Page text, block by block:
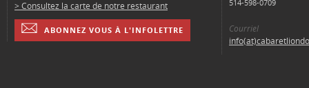
> Consultez la carte de notre restaurant
ABONNEZ VOUS À L'INFOLETTRE
514-598-0709
Courriel